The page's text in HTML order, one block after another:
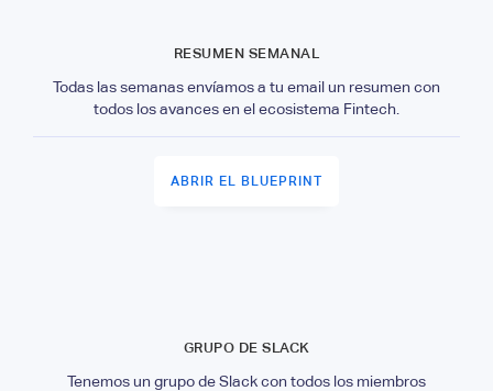
RESUMEN SEMANAL
Todas las semanas envíamos a tu email un resumen con
todos los avances en el ecosistema Fintech.
ABRIR EL BLUEPRINT
GRUPO DE SLACK
Tenemos un grupo de Slack con todos los miembros